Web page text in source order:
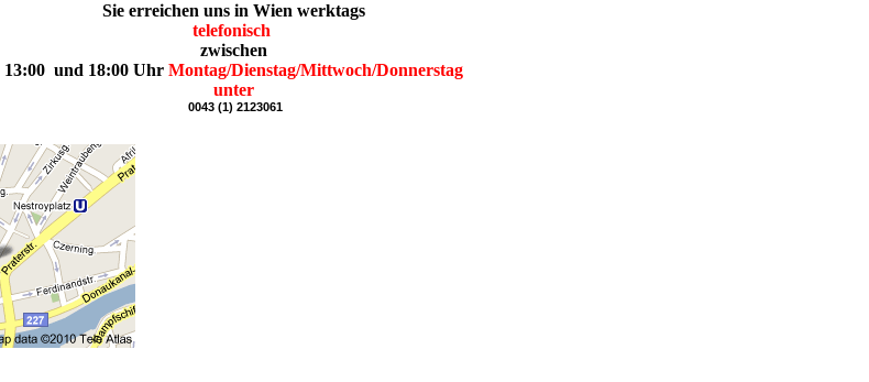
Sie erreichen uns in Wien werktags
telefonisch
zwischen
13:00 und 18:00 Uhr Montag/Dienstag/Mittwoch/Donnerstag
unter
0043 (1) 2123061